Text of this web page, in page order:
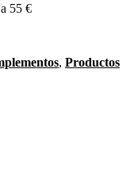
55 €
, Productos